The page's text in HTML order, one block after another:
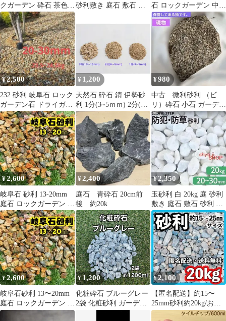
クガーデン 砕石 茶色
25kg チャート石 ブ
ラウン
砂利敷き 庭石 敷石 砂
石 ロックガーデン 中サ
イズ わりぐり
¥2,500
232 砂利 岐阜石 ロック
ガーデン石 ドライガー
デン 割栗石 チャート石
¥ 1,200
天然石 砕石 錆 伊勢砂
利 1分(3~5ｍｍ) 2分(6
～9mm）各1kg計2kg
¥980
中古 微利砂利 （ビ
リ）砕石 小石 ガーデニ
ング 庭敷き砂利 箱
庭 ネコポス
¥2,600
岐阜石 砂利 13-20mm
庭石 ロックガーデン 砕
石 茶色 ドライガーデ
ン
¥2,400
庭石 青砕石 20cm前
後 約20k
¥ 2,350
玉砂利 白 20kg 庭 砂利
敷き 庭石 敷石 砂利 お
しゃれ ホワイト
¥2,600
岐阜石砂利 13〜20mm
庭石 ロックガーデン ブ
ラウン 砕石 茶
¥1,200
化粧砕石 ブルーグレー
2袋 化粧砂利 ガーデン
¥2,100
【匿名配送】約15〜
25mm砂利約20kg/お庭
の敷石、装飾、防犯砂